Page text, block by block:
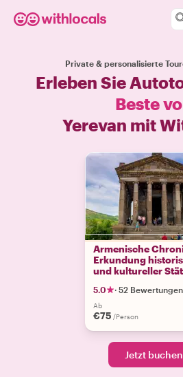
Private & personalisierte
Erleben Sie
Beste
Yerevan mit
Armenische
Erkundung
und kultureller
5.0 · 52 Bewertungen
Ab
€75 /Person
Jetzt buchen